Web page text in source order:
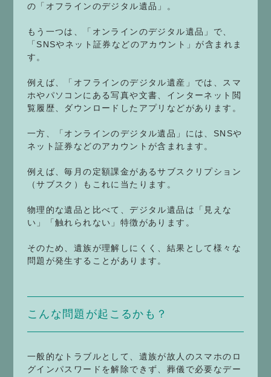
の「オフラインのデジタル遺品」。
もう一つは、「オンラインのデジタル遺品」で、
「SNSやネット証券などのアカウント」が含まれま
す。
例えば、「オフラインのデジタル遺産」では、スマ
ホやパソコンにある写真や文書、インターネット閲
覧履歴、ダウンロードしたアプリなどがあります。
一方、「オンラインのデジタル遺品」には、SNSや
ネット証券などのアカウントが含まれます。
例えば、毎月の定額課金があるサブスクリプション
（サブスク）もこれに当たります。
物理的な遺品と比べて、デジタル遺品は「見えな
い」「触れられない」特徴があります。
そのため、遺族が理解しにくく、結果として様々な
問題が発生することがあります。
こんな問題が起こるかも？
一般的なトラブルとして、遺族が故人のスマホのロ
グインパスワードを解除できず、葬儀で必要なデー